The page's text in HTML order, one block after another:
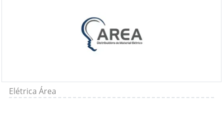
Elétrica Área